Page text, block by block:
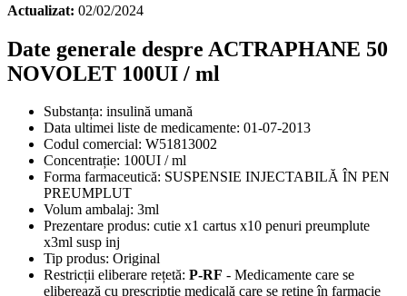
Actualizat: 02/02/2024
Date generale despre ACTRAPHANE 50
NOVOLET 100UI / ml
Substanța: insulină umană
Data ultimei liste de medicamente: 01-07-2013
Codul comercial: W51813002
Concentrație: 100UI / ml
Forma farmaceutică: SUSPENSIE INJECTABILĂ ÎN PEN
PREUMPLUT
Volum ambalaj: 3ml
Prezentare produs: cutie x1 cartus x10 penuri preumplute
x3ml susp inj
Tip produs: Original
Restricții eliberare rețetă: P-RF - Medicamente care se
eliberează cu prescripție medicală care se reține în farmacie